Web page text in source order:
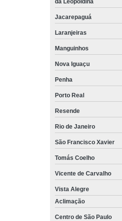
Jacarepaguá
Laranjeiras
Manguinhos
Nova Iguaçu
Penha
Porto Real
Resende
Rio de Janeiro
São Francisco Xavier
Tomás Coelho
Vicente de Carvalho
Vista Alegre
Aclimação
Centro de São Paulo